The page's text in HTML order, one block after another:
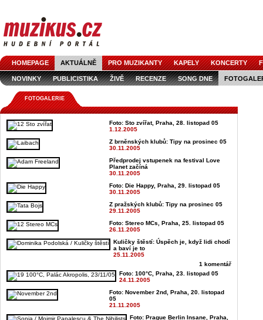
HOMEPAGE AKTUÁLNĚ PRO MUZIKANTY KAPELY KONCERTY
NOVINKY PUBLICISTIKA ŽIVĚ RECENZE SONG DNE
FOTOGALERIE
Foto: Sto zvířat, Praha, 28. listopad 05
1.12.2005
Z brněnských klubů: Tipy na prosinec 05
30.11.2005
Předprodej vstupenek na festival Love
Planet začíná
30.11.2005
Foto: Die Happy, Praha, 29. listopad 05
30.11.2005
Z pražských klubů: Tipy na prosinec 05
29.11.2005
Foto: Stereo MCs, Praha, 25. listopad 05
26.11.2005
Kuličky štěstí: Úspěch je, když lidi chodí
a baví je to
25.11.2005
1 komentář
Foto: 100°C, Praha, 23. listopad 05
24.11.2005
Foto: November 2nd, Praha, 20. listopad
05
21.11.2005
Foto: Prague Berlin Insane, Praha,